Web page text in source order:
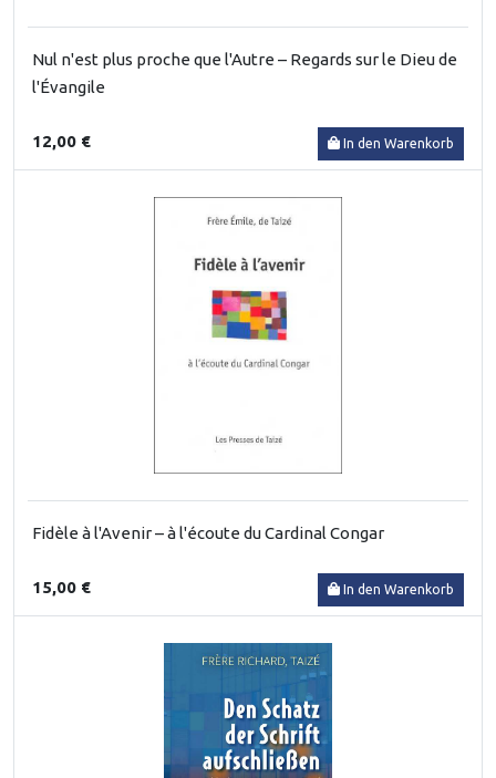
Nul n'est plus proche que l'Autre – Regards sur le Dieu de
l'Évangile
12,00 € In den Warenkorb
Fidèle à l'Avenir – à l'écoute du Cardinal Congar
15,00 € In den Warenkorb